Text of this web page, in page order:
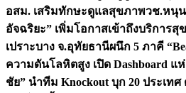
อสม. เสริมทักษะดูแลสุขภาพวช.หนุ
อัจฉริยะ” เพิ่มโอกาสเข้าถึงบริการ
เปราะบาง จ.อุทัยธานีผนึก 5 ภาคี
ความดันโลหิตสูง เปิด Dashboard
ชัย” นำทีม Knockout บุก 20 ประเท